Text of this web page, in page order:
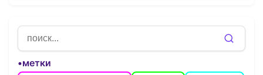
•метки